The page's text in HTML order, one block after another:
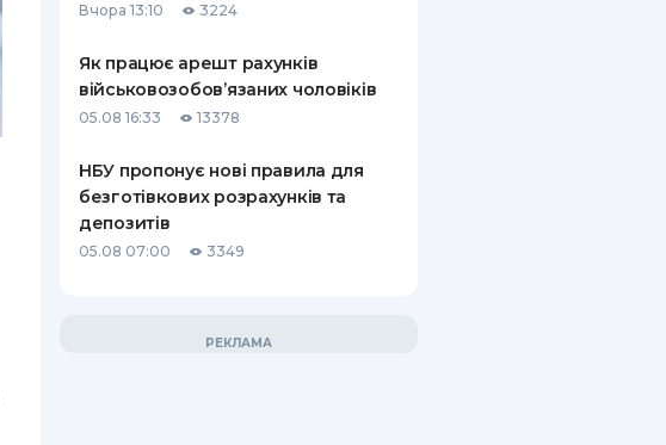
Вчора 13:10 3224
Як працює арешт рахунків
військовозобов’язаних чоловіків
05.08 16:33 13378
НБУ пропонує нові правила для
безготівкових розрахунків та
депозитів
05.08 07:00 3349